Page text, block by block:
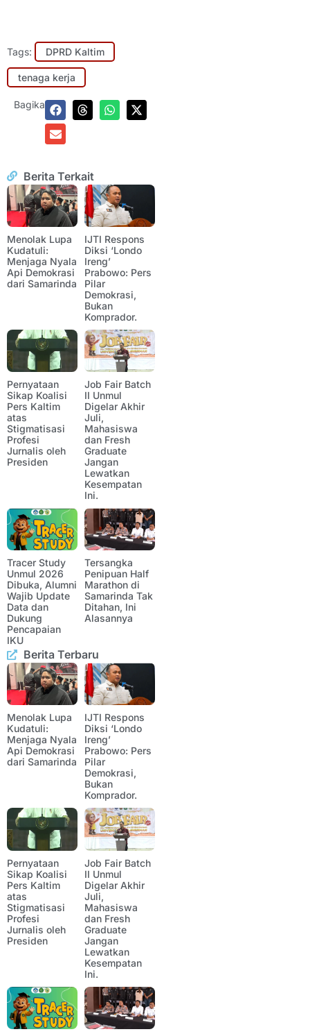
Tags: DPRD Kaltim
tenaga kerja
Bagikan:
Berita Terkait
Menolak Lupa
Kudatuli:
Menjaga Nyala
Api Demokrasi
dari Samarinda
IJTI Respons
Diksi ‘Londo
Ireng’
Prabowo: Pers
Pilar
Demokrasi,
Bukan
Komprador.
Pernyataan
Sikap Koalisi
Pers Kaltim
atas
Stigmatisasi
Profesi
Jurnalis oleh
Presiden
Job Fair Batch
II Unmul
Digelar Akhir
Juli,
Mahasiswa
dan Fresh
Graduate
Jangan
Lewatkan
Kesempatan
Ini.
Tracer Study
Unmul 2026
Dibuka, Alumni
Wajib Update
Data dan
Dukung
Pencapaian
IKU
Tersangka
Penipuan Half
Marathon di
Samarinda Tak
Ditahan, Ini
Alasannya
Berita Terbaru
Menolak Lupa
Kudatuli:
Menjaga Nyala
Api Demokrasi
dari Samarinda
IJTI Respons
Diksi ‘Londo
Ireng’
Prabowo: Pers
Pilar
Demokrasi,
Bukan
Komprador.
Pernyataan
Sikap Koalisi
Pers Kaltim
atas
Stigmatisasi
Profesi
Jurnalis oleh
Presiden
Job Fair Batch
II Unmul
Digelar Akhir
Juli,
Mahasiswa
dan Fresh
Graduate
Jangan
Lewatkan
Kesempatan
Ini.